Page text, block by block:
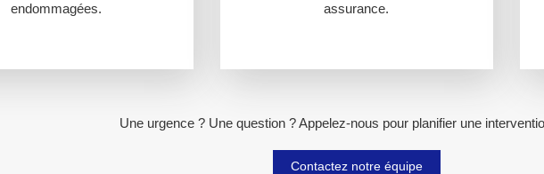
endommagées.
assurance.
Une urgence ? Une question ? Appelez-nous pour planifier une
Contactez notre équipe